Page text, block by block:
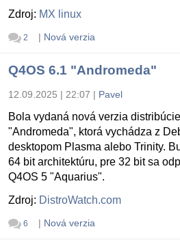
Zdroj: MX linux
2 | Nová verzia
Q4OS 6.1 "Andromeda"
12.09.2025 | 22:07 | Pavel
Bola vydaná nová verzia distribúcie
"Andromeda", ktorá vychádza z
desktopom Plasma alebo Trinity.
64 bit architektúru, pre 32 bit sa
Q4OS 5 "Aquarius".
Zdroj: DistroWatch.com
6 | Nová verzia